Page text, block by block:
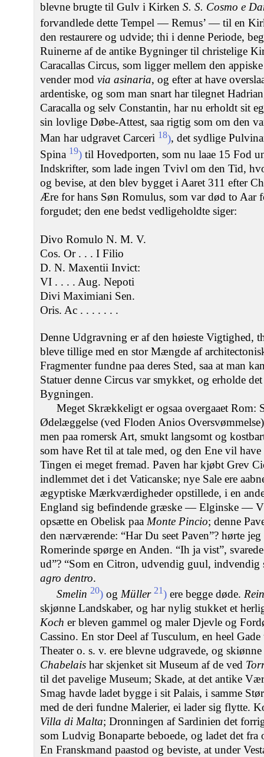
blevne brugte til Gulv i Kirken S. S. Cosmo e
forvandlede dette Tempel — Remus’ — til en
den restaurere og udvide; thi i denne Periode,
Ruinerne af de antike Bygninger til christelige
Caracallas Circus, som ligger mellem den
vender mod via asinaria, og efter at have
ardentiske, og som man snart har tilegnet
Caracalla og selv Constantin, har nu erholdt sit
sin lovlige Døbe-Attest, saa rigtig som om den
Man har udgravet Carceri 18), det sydlige
Spina 19) til Hovedporten, som nu laae 15 Fod
Indskrifter, som lade ingen Tvivl om den Tid,
og bevise, at den blev bygget i Aaret 311 efter
Ære for hans Søn Romulus, som var død to Aar
forgudet; den ene bedst vedligeholdte siger:
Divo Romulo N. M. V.
Cos. Or . . . I Filio
D. N. Maxentii Invict:
VI . . . . Aug. Nepoti
Divi Maximiani Sen.
Oris. Ac . . . . . . .
Denne Udgravning er af den høieste Vigtighed,
bleve tillige med en stor Mængde af
Fragmenter fundne paa deres Sted, saa at man
Statuer denne Circus var smykket, og erholde
Bygningen.
Meget Skrækkeligt er ogsaa overgaaet Rom:
Ødelæggelse (ved Floden Anios
men paa romersk Art, smukt langsomt og
som have Ret til at tale med, og den Ene vil have
Tingen ei meget fremad. Paven har kjøbt Grev
indlemmet det i det Vaticanske; nye Sale ere
ægyptiske Mærkværdigheder opstillede, i en
England sig befindende græske — Elginske —
opsætte en Obelisk paa Monte Pincio; denne
den nærværende: “Har Du seet Paven”? hørte
Romerinde spørge en Anden. “Ih ja vist”,
ud”? “Som en Citron, udvendig guul,
agro dentro.
Smelin 20) og Müller 21) ere begge døde.
skjønne Landskaber, og har nylig stukket et
Koch er bleven gammel og maler Djevle og
Cassino. En stor Deel af Tusculum, en heel
Theater o. s. v. ere blevne udgravede, og
Chabelais har skjenket sit Museum af de ved
til det pavelige Museum; Skade, at det antike
Smag havde ladet bygge i sit Palais, i samme
med de deri fundne Malerier, ei lader sig flytte.
Villa di Malta; Dronningen af Sardinien det
som Ludvig Bonaparte beboede, og ladet det fra
En Franskmand paastod og beviste, at under